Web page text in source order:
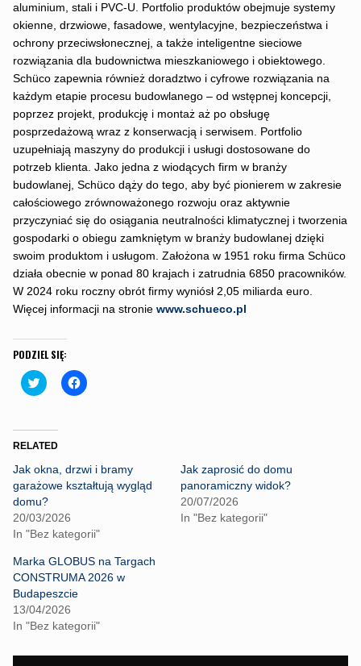
aluminium, stali i PVC-U. Portfolio produktów obejmuje systemy
okienne, drzwiowe, fasadowe, wentylacyjne, bezpieczeństwa i
ochrony przeciwsłonecznej, a także inteligentne sieciowe
rozwiązania dla budownictwa mieszkaniowego i obiektowego.
Schüco zapewnia również doradztwo i cyfrowe rozwiązania na
każdym etapie procesu budowlanego – od wstępnej koncepcji,
poprzez projekt, produkcję i montaż aż po obsługę
posprzedażową wraz z konserwacją i serwisem. Portfolio
uzupełniają maszyny do produkcji i usługi dostosowane do
potrzeb klienta. Jako jedna z wiodących firm w branży
budowlanej, Schüco dąży do tego, aby być pionierem w zakresie
całościowego zrównoważonego rozwoju oraz aktywnie
przyczyniać się do osiągania neutralności klimatycznej i tworzenia
gospodarki o obiegu zamkniętym w branży budowlanej dzięki
swoim produktom i usługom. Założona w 1951 roku firma Schüco
działa obecnie w ponad 80 krajach i zatrudnia 6850 pracowników.
W 2024 roku roczny obrót firmy wyniósł 2,05 miliarda euro.
Więcej informacji na stronie www.schueco.pl
PODZIEL SIĘ:
C
l
t
o
h
a
r
e
o
n
w
t
t
e
r
(
O
p
e
s
C
l
h
a
r
a
e
b
o
O
p
n
RELATED
Jak okna, drzwi i bramy
garażowe kształtują wygląd
domu?
20/03/2026
In "Bez kategorii"
Jak zaprosić do domu
panoramiczny widok?
20/07/2026
In "Bez kategorii"
Marka GLOBUS na Targach
CONSTRUMA 2026 w
Budapeszcie
13/04/2026
In "Bez kategorii"